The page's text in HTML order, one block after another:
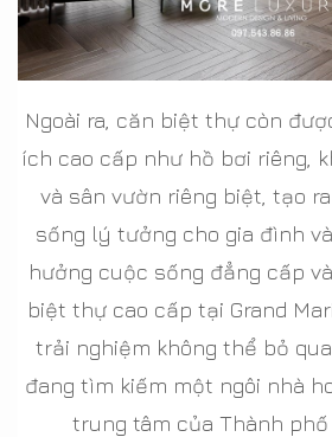
Ngoài ra, căn biệt thự còn
ích cao cấp như hồ bơi riêng,
và sân vườn riêng biệt, tạo
sống lý tưởng cho gia đình
hưởng cuộc sống đẳng cấp
biệt thự cao cấp tại Grand
trải nghiệm không thể bỏ
đang tìm kiếm một ngôi nhà
trung tâm của Thành phố